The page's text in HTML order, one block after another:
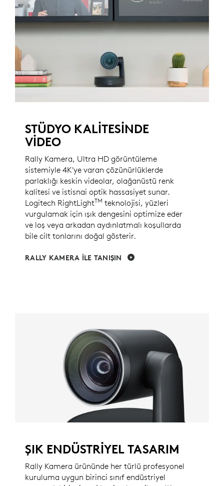
STÜDYO KALİTESİNDE
VİDEO
Rally Kamera, Ultra HD görüntüleme
sistemiyle 4K'ye varan çözünürlüklerde
parlaklığı keskin videolar, olağanüstü renk
kalitesi ve istisnai optik hassasiyet sunar.
Logitech RightLightTM teknolojisi, yüzleri
vurgulamak için ışık dengesini optimize eder
ve loş veya arkadan aydınlatmalı koşullarda
bile cilt tonlarını doğal gösterir.
RALLY KAMERA İLE TANIŞIN
ŞIK ENDÜSTRİYEL TASARIM
Rally Kamera ürününde her türlü profesyonel
kuruluma uygun birinci sınıf endüstriyel